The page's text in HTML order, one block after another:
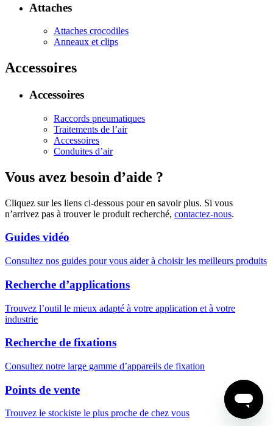
Attaches
Attaches crocodiles
Anneaux et clips
Accessoires
Accessoires
Raccords pneumatiques
Traitements de l’air
Accessoires
Conduites d’air
Vous avez besoin d’aide ?
Cliquez sur les liens ci-dessous pour en savoir plus. Si vous
n’arrivez pas à trouver le produit recherché, contactez-nous.
Guides vidéo
Consultez nos guides pour vous aider à choisir les meilleurs produits
Recherche d’applications
Trouvez l’outil le mieux adapté à votre application et à votre
industrie
Recherche de fixations
Consultez notre large gamme d’appareils de fixation
Points de vente
Trouvez le stockiste le plus proche de chez vous